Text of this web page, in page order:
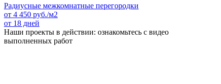
Радиусные межкомнатные перегородки
от 4 450 руб./м2
от 18 дней
Наши проекты в действии: ознакомьтесь с видео
выполненных работ